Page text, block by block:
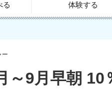
る 体験する
ー
～9月早朝 10